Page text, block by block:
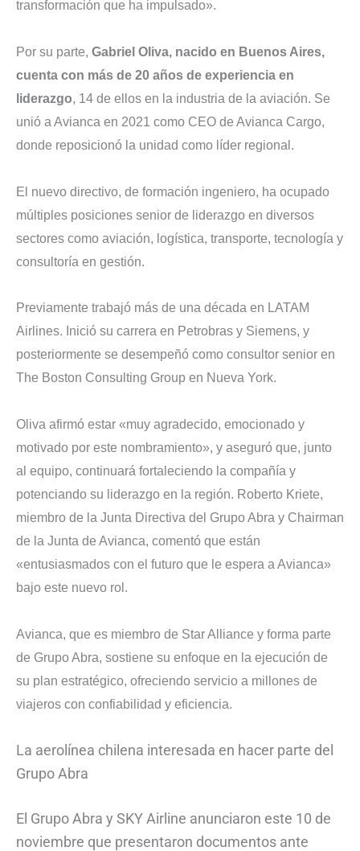
transformación que ha impulsado».
Por su parte, Gabriel Oliva, nacido en Buenos Aires,
cuenta con más de 20 años de experiencia en
liderazgo, 14 de ellos en la industria de la aviación. Se
unió a Avianca en 2021 como CEO de Avianca Cargo,
donde reposicionó la unidad como líder regional.
El nuevo directivo, de formación ingeniero, ha ocupado
múltiples posiciones senior de liderazgo en diversos
sectores como aviación, logística, transporte, tecnología y
consultoría en gestión.
Previamente trabajó más de una década en LATAM
Airlines. Inició su carrera en Petrobras y Siemens, y
posteriormente se desempeñó como consultor senior en
The Boston Consulting Group en Nueva York.
Oliva afirmó estar «muy agradecido, emocionado y
motivado por este nombramiento», y aseguró que, junto
al equipo, continuará fortaleciendo la compañía y
potenciando su liderazgo en la región. Roberto Kriete,
miembro de la Junta Directiva del Grupo Abra y Chairman
de la Junta de Avianca, comentó que están
«entusiasmados con el futuro que le espera a Avianca»
bajo este nuevo rol.
Avianca, que es miembro de Star Alliance y forma parte
de Grupo Abra, sostiene su enfoque en la ejecución de
su plan estratégico, ofreciendo servicio a millones de
viajeros con confiabilidad y eficiencia.
La aerolínea chilena interesada en hacer parte del
Grupo Abra
El Grupo Abra y SKY Airline anunciaron este 10 de
noviembre que presentaron documentos ante